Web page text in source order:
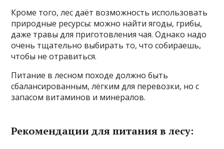
Кроме того, лес даёт возможность использовать
природные ресурсы: можно найти ягоды, грибы,
даже травы для приготовления чая. Однако надо
очень тщательно выбирать то, что собираешь,
чтобы не отравиться.
Питание в лесном походе должно быть
сбалансированным, лёгким для перевозки, но с
запасом витаминов и минералов.
Рекомендации для питания в лесу: